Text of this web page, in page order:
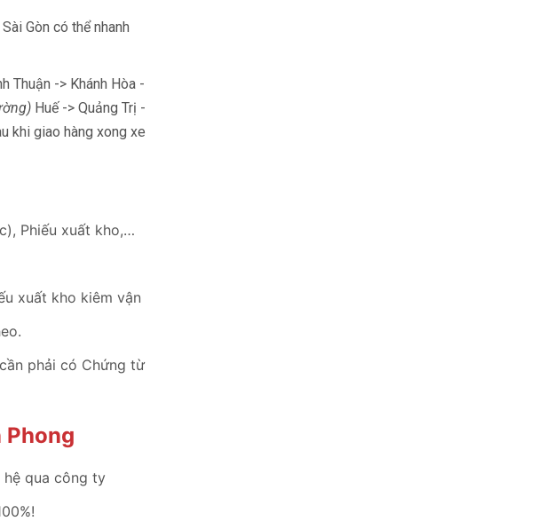
Gòn có thể nhanh
Thuận -> Khánh Hòa -
Huế -> Quảng Trị -
khi giao hàng xong xe
Phiếu xuất kho,…
xuất kho kiêm vận
phải có Chứng từ
Phong
hệ qua công ty